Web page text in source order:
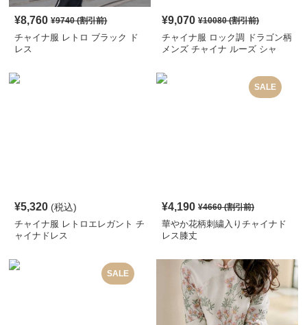
¥8,760 ¥9740(割引前)
チャイナ服 レトロ ブラック ド
レス
¥9,070 ¥10080(割引前)
チャイナ服 ロック調 ドラゴン柄
メンズ チャイナ ルーズ シャ
¥5,320 (税込)
チャイナ服 レトロエレガント チ
ャイナドレス
SALE
¥4,190 ¥4660(割引前)
華やか花柄刺繍入りチャイナド
レス膝丈
SALE